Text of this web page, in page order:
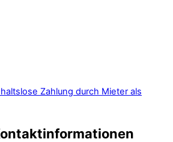
Zahlung durch Mieter als